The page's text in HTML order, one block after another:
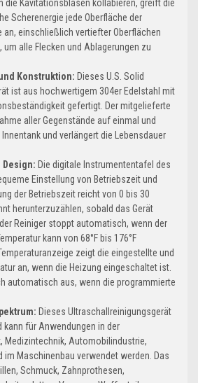
die Kavitationsblasen kollabieren, greift die
Scherenergie jede Oberfläche der
an, einschließlich vertiefter Oberflächen
alle Flecken und Ablagerungen zu
Konstruktion: Dieses U.S. Solid
ist aus hochwertigem 304er Edelstahl mit
gefertigt. Der mitgelieferte
aller Gegenstände auf einmal und
und verlängert die Lebensdauer
Die digitale Instrumententafel des
Einstellung von Betriebszeit und
der Betriebszeit reicht von 0 bis 30
herunterzuzählen, sobald das Gerät
Reiniger stoppt automatisch, wenn der
kann von 68°F bis 176°F
zeigt die eingestellte und
an, wenn die Heizung eingeschaltet ist.
automatisch aus, wenn die programmierte
Dieses Ultraschallreinigungsgerät
für Anwendungen in der
Medizintechnik, Automobilindustrie,
im Maschinenbau verwendet werden. Das
Schmuck, Zahnprothesen,